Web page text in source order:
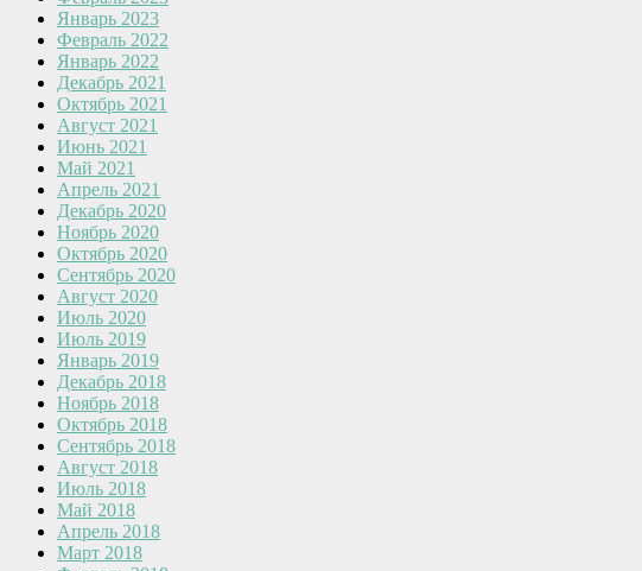
Январь 2023
Февраль 2022
Январь 2022
Декабрь 2021
Октябрь 2021
Август 2021
Июнь 2021
Май 2021
Апрель 2021
Декабрь 2020
Ноябрь 2020
Октябрь 2020
Сентябрь 2020
Август 2020
Июль 2020
Июль 2019
Январь 2019
Декабрь 2018
Ноябрь 2018
Октябрь 2018
Сентябрь 2018
Август 2018
Июль 2018
Май 2018
Апрель 2018
Март 2018